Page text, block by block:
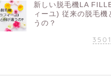
新しい脱毛機LA
ィーユ) 従来の脱毛機
うの？